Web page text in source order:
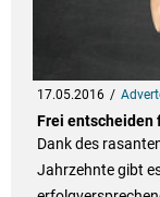
17.05.2016
Frei entscheiden
Dank des
Jahrzehnte gibt